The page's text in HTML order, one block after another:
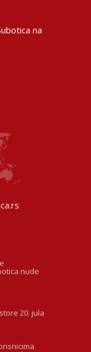
na
nude
20. jula